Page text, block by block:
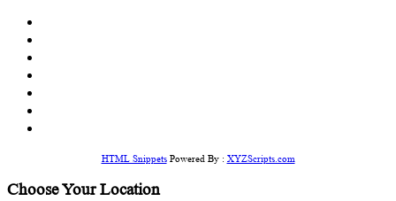
HTML SnippetsPowered By : XYZScripts.com
Choose Your Location